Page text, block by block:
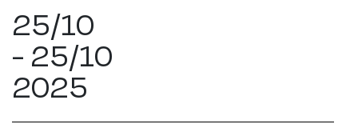
25/10
- 25/10
2025